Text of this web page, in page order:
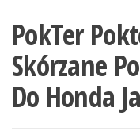
PokTer
Skórzane
Do Honda